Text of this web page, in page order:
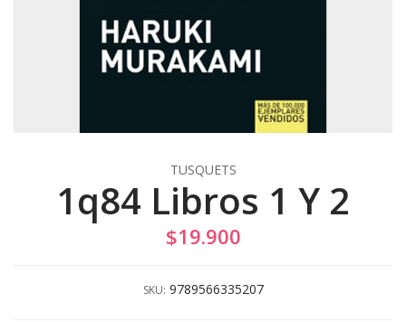
TUSQUETS
1q84 Libros 1 Y 2
$19.900
SKU: 9789566335207